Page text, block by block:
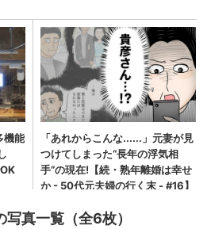
写真一覧（全6枚）